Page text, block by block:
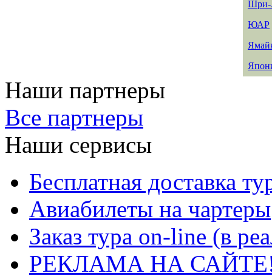
Шри-
ЮАР
Наши партнеры
Все партнеры
Наши сервисы
Бесплатная доставка
Авиабилеты на чартеры
Заказ тура on-line (в
РЕКЛАМА НА